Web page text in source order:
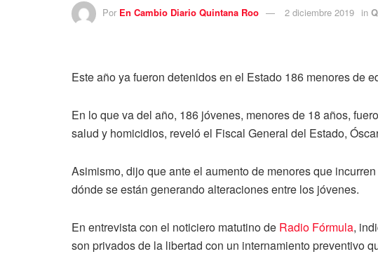
Por En Cambio Diario Quintana Roo 2 diciembre 2019 in
Este año ya fueron detenidos en el Estado 186 menores de
En lo que va del año, 186 jóvenes, menores de 18 años,
salud y homicidios, reveló el Fiscal General del Estado,
Asimismo, dijo que ante el aumento de menores que
dónde se están generando alteraciones entre los jóvenes.
En entrevista con el noticiero matutino de Radio Fórmula,
son privados de la libertad con un internamiento preventivo